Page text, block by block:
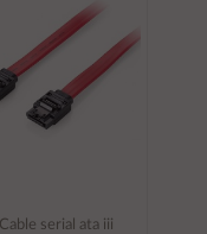
carrito
serial ata iii